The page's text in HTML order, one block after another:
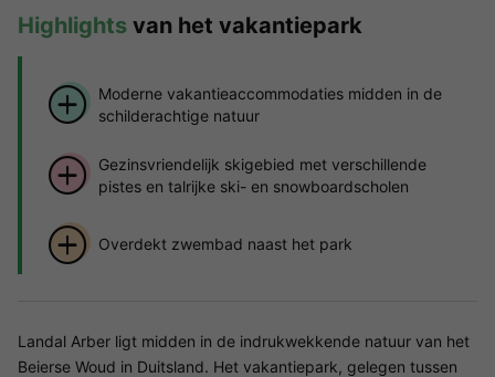
Highlights van het vakantiepark
Moderne vakantieaccommodaties midden in de
schilderachtige natuur
Gezinsvriendelijk skigebied met verschillende
pistes en talrijke ski- en snowboardscholen
Overdekt zwembad naast het park
Landal Arber ligt midden in de indrukwekkende natuur van het
Beierse Woud in Duitsland. Het vakantiepark, gelegen tussen